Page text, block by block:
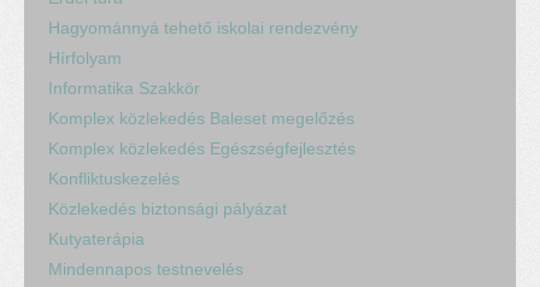
Hagyománnyá tehető iskolai rendezvény
Hírfolyam
Informatika Szakkör
Komplex közlekedés Baleset megelőzés
Komplex közlekedés Egészségfejlesztés
Konfliktuskezelés
Közlekedés biztonsági pályázat
Kutyaterápia
Mindennapos testnevelés